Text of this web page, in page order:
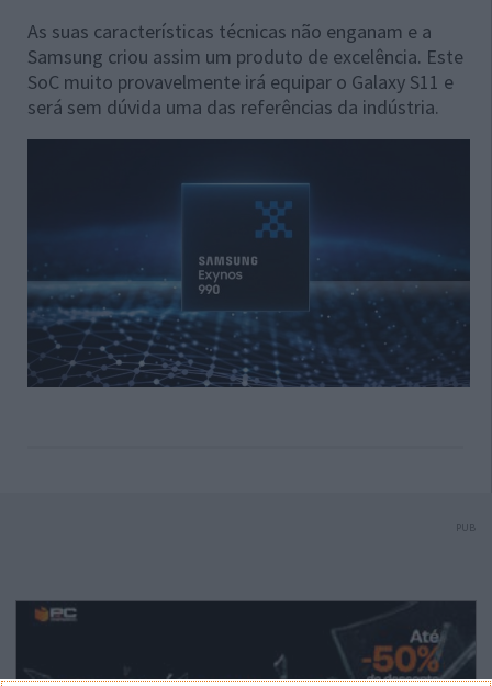
As suas características técnicas não enganam e a
Samsung criou assim um produto de excelência. Este
SoC muito provavelmente irá equipar o Galaxy S11 e
será sem dúvida uma das referências da indústria.
PUB